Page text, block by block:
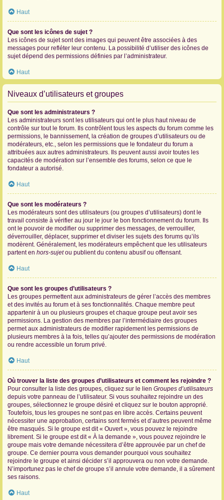
Haut
Que sont les icônes de sujet ?
Les icônes de sujet sont des images qui peuvent être associées à des
messages pour refléter leur contenu. La possibilité d’utiliser des icônes de
sujet dépend des permissions définies par l’administrateur.
Haut
Niveaux d’utilisateurs et groupes
Que sont les administrateurs ?
Les administrateurs sont les utilisateurs qui ont le plus haut niveau de
contrôle sur tout le forum. Ils contrôlent tous les aspects du forum comme les
permissions, le bannissement, la création de groupes d’utilisateurs ou de
modérateurs, etc., selon les permissions que le fondateur du forum a
attribuées aux autres administrateurs. Ils peuvent aussi avoir toutes les
capacités de modération sur l’ensemble des forums, selon ce que le
fondateur a autorisé.
Haut
Que sont les modérateurs ?
Les modérateurs sont des utilisateurs (ou groupes d’utilisateurs) dont le
travail consiste à vérifier au jour le jour le bon fonctionnement du forum. Ils
ont le pouvoir de modifier ou supprimer des messages, de verrouiller,
déverrouiller, déplacer, supprimer et diviser les sujets des forums qu’ils
modèrent. Généralement, les modérateurs empêchent que les utilisateurs
partent en hors-sujetou publient du contenu abusif ou offensant.
Haut
Que sont les groupes d’utilisateurs ?
Les groupes permettent aux administrateurs de gérer l’accès des membres
et des invités au forum et à ses fonctionnalités. Chaque membre peut
appartenir à un ou plusieurs groupes et chaque groupe peut avoir ses
permissions. La gestion des membres par l’intermédiaire des groupes
permet aux administrateurs de modifier rapidement les permissions de
plusieurs membres à la fois, telles qu’ajouter des permissions de modération
ou rendre accessible un forum privé.
Haut
Où trouver la liste des groupes d’utilisateurs et comment les rejoindre ?
Pour consulter la liste des groupes, cliquez sur le lien Groupes d’utilisateurs
depuis votre panneau de l’utilisateur. Si vous souhaitez rejoindre un des
groupes, sélectionnez le groupe désiré et cliquez sur le bouton approprié.
Toutefois, tous les groupes ne sont pas en libre accès. Certains peuvent
nécessiter une approbation, certains sont fermés et d’autres peuvent même
être masqués. Si le groupe est dit « Ouvert », vous pouvez le rejoindre
librement. Si le groupe est dit « À la demande », vous pouvez rejoindre le
groupe mais votre demande nécessitera d’être approuvée par un chef de
groupe. Ce dernier pourra vous demander pourquoi vous souhaitez
rejoindre le groupe et ainsi décider s’il approuvera ou non votre demande.
N’importunez pas le chef de groupe s’il annule votre demande, il a sûrement
ses raisons.
Haut